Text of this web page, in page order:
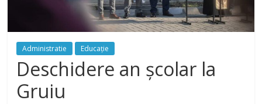
Administratie Educație
Deschidere an școlar la
Gruiu